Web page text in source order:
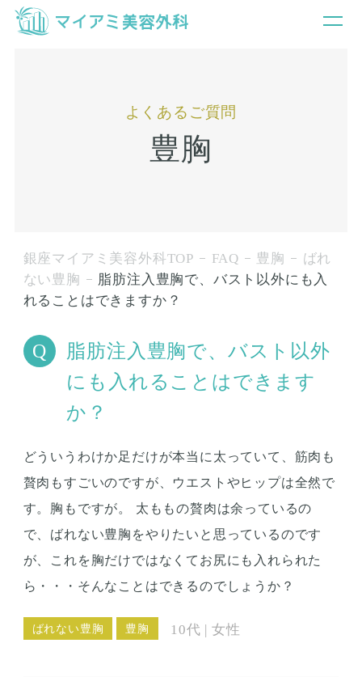
よくあるご質問
豊胸
銀座マイアミ美容外科TOP FAQ 豊胸
ばれ
ない豊胸
脂肪注入豊胸で、バスト以外にも入
れることはできますか？
脂肪注入豊胸で、バスト以外
にも入れることはできます
か？
どういうわけか足だけが本当に太っていて、筋肉も
贅肉もすごいのですが、ウエストやヒップは全然で
す。胸もですが。 太ももの贅肉は余っているの
で、ばれない豊胸をやりたいと思っているのです
が、これを胸だけではなくてお尻にも入れられた
ら・・・そんなことはできるのでしょうか？
ばれない豊胸 豊胸 10代 | 女性